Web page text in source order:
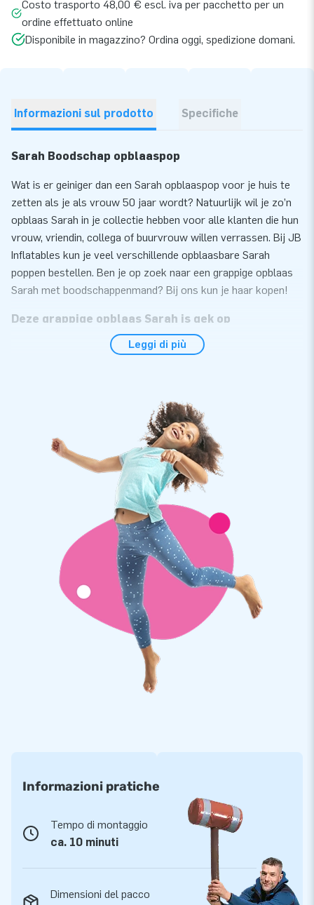
Costo trasporto 48,00 € escl. iva per pacchetto per un
ordine effettuato online
Disponibile in magazzino? Ordina oggi, spedizione domani.
Informazioni sul prodotto Specifiche
Sarah Boodschap opblaaspop
Wat is er geiniger dan een Sarah opblaaspop voor je huis te
zetten als je als vrouw 50 jaar wordt? Natuurlijk wil je zo’n
opblaas Sarah in je collectie hebben voor alle klanten die hun
vrouw, vriendin, collega of buurvrouw willen verrassen. Bij JB
Inflatables kun je veel verschillende opblaasbare Sarah
poppen bestellen. Ben je op zoek naar een grappige opblaas
Sarah met boodschappenmand? Bij ons kun je haar kopen!
Deze grappige opblaas Sarah is gek op
boodschappen doen
bril, rode vestje en boodschappenmandje. Een leuke
opblaaspop die de aandacht zal trekken in de tuin, voor het
huis of waar dan ook. Deze opblaas Sarah wordt geleverd
met een los setje cijfers van 0-9 en is dus ook geschikt om al
die andere bijzondere verjaardagen mee te vieren. De
opblaasbare Sarah is in nog geen 10 minuten op te zetten
door 1 persoon. Zij wordt compleet geleverd met een
handleiding, verankermateriaal, een blower om haar mee op
te blazen en een tas om haar in te vervoeren.
JB Inflatables: meer dan 300 inflatables op
voorraad
Wij hebben meer dan 3000 inflatables op voorraad. Dus ook
heel veel opblaaspoppen. Dit betekent dat wij de poppen snel
kunnen leveren en jij ze snel in je collectie kunt opnemen. Ze
worden ook nog eens gratis bezorgd. Je klanten kunnen dus
supersnel genieten van deze Sarah opblaaspop in de
Leggi di più
Informazioni pratiche
Tempo di montaggio
ca. 10 minuti
Dimensioni del pacco